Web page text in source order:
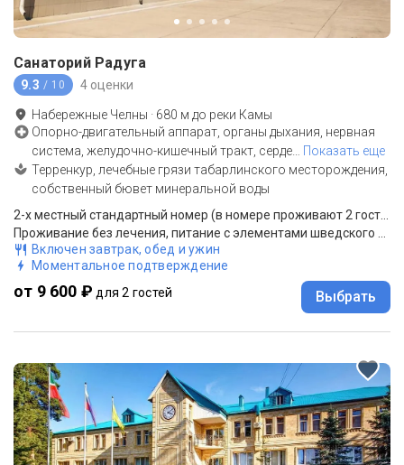
Санаторий Радуга
9.3 / 10 4 оценки
Набережные Челны · 680 м до реки Камы
Опорно-двигательный аппарат, органы дыхания, нервная
система, желудочно-кишечный тракт, серде… Показать еще
Терренкур, лечебные грязи табарлинского месторождения,
собственный бювет минеральной воды
2-х местный стандартный номер (в номере проживают 2 гостя)
Проживание без лечения, питание с элементами шведского стола
Включен завтрак, обед и ужин
Моментальное подтверждение
от 9 600 ₽ для 2 гостей Выбрать